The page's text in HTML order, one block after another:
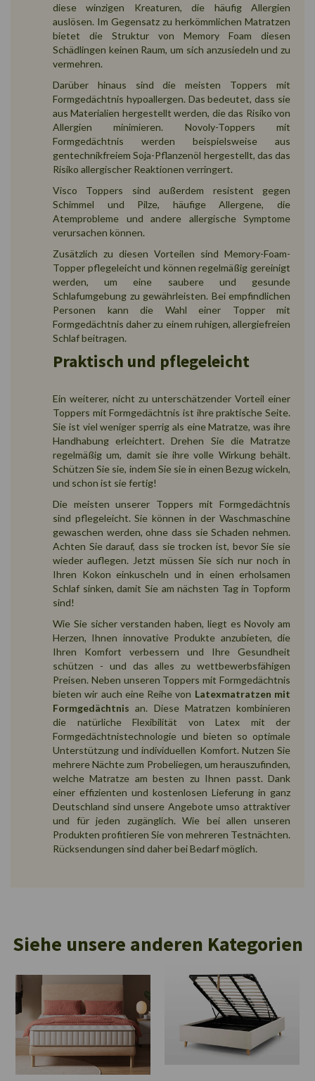
diese winzigen Kreaturen, die häufig Allergien
auslösen. Im Gegensatz zu herkömmlichen Matratzen
bietet die Struktur von Memory Foam diesen
Schädlingen keinen Raum, um sich anzusiedeln und zu
vermehren.
Darüber hinaus sind die meisten Toppers mit
Formgedächtnis hypoallergen. Das bedeutet, dass sie
aus Materialien hergestellt werden, die das Risiko von
Allergien minimieren. Novoly-Toppers mit
Formgedächtnis werden beispielsweise aus
gentechnikfreiem Soja-Pflanzenöl hergestellt, das das
Risiko allergischer Reaktionen verringert.
Visco Toppers sind außerdem resistent gegen
Schimmel und Pilze, häufige Allergene, die
Atemprobleme und andere allergische Symptome
verursachen können.
Zusätzlich zu diesen Vorteilen sind Memory-Foam-
Topper pflegeleicht und können regelmäßig gereinigt
werden, um eine saubere und gesunde
Schlafumgebung zu gewährleisten. Bei empfindlichen
Personen kann die Wahl einer Topper mit
Formgedächtnis daher zu einem ruhigen, allergiefreien
Schlaf beitragen.
Praktisch und pflegeleicht
Ein weiterer, nicht zu unterschätzender Vorteil einer
Toppers mit Formgedächtnis ist ihre praktische Seite.
Sie ist viel weniger sperrig als eine Matratze, was ihre
Handhabung erleichtert. Drehen Sie die Matratze
regelmäßig um, damit sie ihre volle Wirkung behält.
Schützen Sie sie, indem Sie sie in einen Bezug wickeln,
und schon ist sie fertig!
Die meisten unserer Toppers mit Formgedächtnis
sind pflegeleicht. Sie können in der Waschmaschine
gewaschen werden, ohne dass sie Schaden nehmen.
Achten Sie darauf, dass sie trocken ist, bevor Sie sie
wieder auflegen. Jetzt müssen Sie sich nur noch in
Ihren Kokon einkuscheln und in einen erholsamen
Schlaf sinken, damit Sie am nächsten Tag in Topform
sind!
Wie Sie sicher verstanden haben, liegt es Novoly am
Herzen, Ihnen innovative Produkte anzubieten, die
Ihren Komfort verbessern und Ihre Gesundheit
schützen - und das alles zu wettbewerbsfähigen
Preisen. Neben unseren Toppers mit Formgedächtnis
bieten wir auch eine Reihe von Latexmatratzen mit
Formgedächtnis an. Diese Matratzen kombinieren
die natürliche Flexibilität von Latex mit der
Formgedächtnistechnologie und bieten so optimale
Unterstützung und individuellen Komfort. Nutzen Sie
mehrere Nächte zum Probeliegen, um herauszufinden,
welche Matratze am besten zu Ihnen passt. Dank
einer effizienten und kostenlosen Lieferung in ganz
Deutschland sind unsere Angebote umso attraktiver
und für jeden zugänglich. Wie bei allen unseren
Produkten profitieren Sie von mehreren Testnächten.
Rücksendungen sind daher bei Bedarf möglich.
Siehe unsere anderen Kategorien